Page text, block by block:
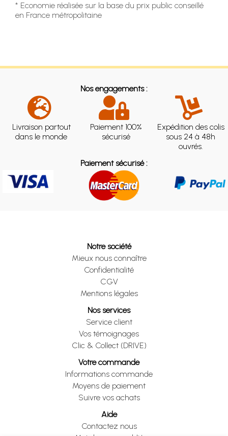
* Economie réalisée sur la base du prix public conseillé
en France métropolitaine
Nos engagements :
Livraison partout
dans le monde
Paiement 100%
sécurisé
Expédition des colis
sous 24 à 48h
ouvrés.
Paiement sécurisé :
Notre société
Mieux nous connaître
Confidentialité
CGV
Mentions légales
Nos services
Service client
Vos témoignages
Clic & Collect (DRIVE)
Votre commande
Informations commande
Moyens de paiement
Suivre vos achats
Aide
Contactez nous